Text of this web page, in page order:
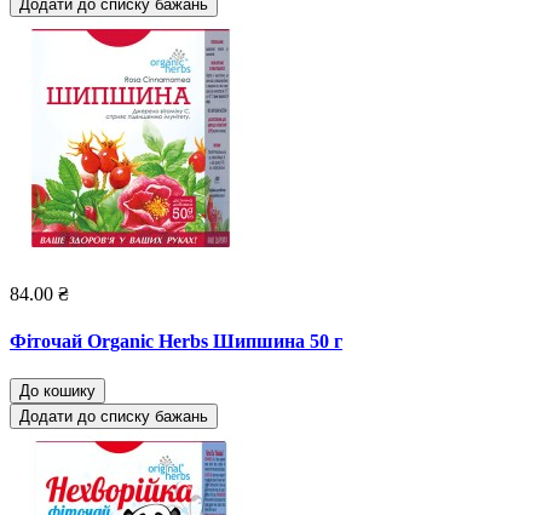
Додати до списку бажань
84.00 ₴
Фіточай Organic Herbs Шипшина 50 г
До кошику
Додати до списку бажань